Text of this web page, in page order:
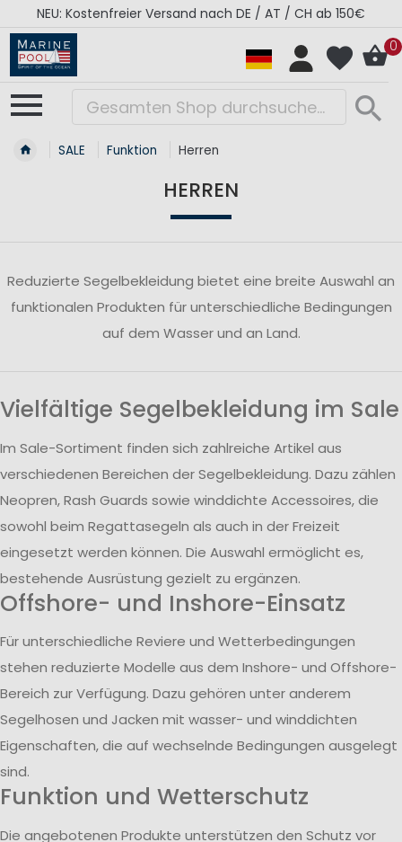
NEU: Kostenfreier Versand nach DE / AT / CH ab 150€
0
SALE Funktion Herren
HERREN
Reduzierte Segelbekleidung bietet eine breite Auswahl an
funktionalen Produkten für unterschiedliche Bedingungen
auf dem Wasser und an Land.
Vielfältige Segelbekleidung im Sale
Im Sale-Sortiment finden sich zahlreiche Artikel aus
verschiedenen Bereichen der Segelbekleidung. Dazu zählen
Neopren, Rash Guards sowie winddichte Accessoires, die
sowohl beim Regattasegeln als auch in der Freizeit
eingesetzt werden können. Die Auswahl ermöglicht es,
bestehende Ausrüstung gezielt zu ergänzen.
Offshore- und Inshore-Einsatz
Für unterschiedliche Reviere und Wetterbedingungen
stehen reduzierte Modelle aus dem Inshore- und Offshore-
Bereich zur Verfügung. Dazu gehören unter anderem
Segelhosen und Jacken mit wasser- und winddichten
Eigenschaften, die auf wechselnde Bedingungen ausgelegt
sind.
Funktion und Wetterschutz
Die angebotenen Produkte unterstützen den Schutz vor